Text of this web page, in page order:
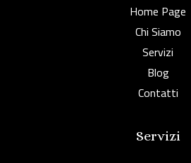
Home Page
Chi Siamo
Servizi
Blog
Contatti
Servizi